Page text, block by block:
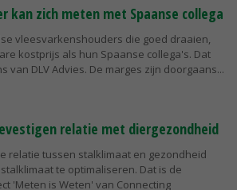
kan zich meten met Spaanse collega
vleesvarkenshouders die goed draaien,
kostprijs als hun Spaanse collega's. Dat
van DLV Advies. De marges zijn doorgaans...
relatie met diergezondheid
relatie tussen stalklimaat en gezondheid
te optimaliseren. Dat is de
'Meten is Weten' van Connecting